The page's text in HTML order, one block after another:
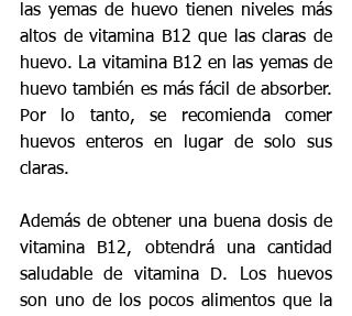
las yemas de huevo tienen niveles más
altos de vitamina B12 que las claras de
huevo. La vitamina B12 en las yemas de
huevo también es más fácil de absorber.
Por lo tanto, se recomienda comer
huevos enteros en lugar de solo sus
claras.
Además de obtener una buena dosis de
vitamina B12, obtendrá una cantidad
saludable de vitamina D. Los huevos
son uno de los pocos alimentos que la